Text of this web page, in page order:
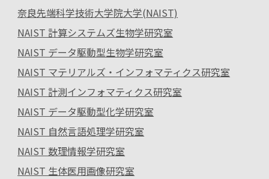
奈良先端科学技術大学院大学(NAIST)
NAIST 計算システムズ生物学研究室
NAIST データ駆動型生物学研究室
NAIST マテリアルズ・インフォマティクス研究室
NAIST 計測インフォマティクス研究室
NAIST データ駆動型化学研究室
NAIST 自然言語処理学研究室
NAIST 数理情報学研究室
NAIST 生体医用画像研究室